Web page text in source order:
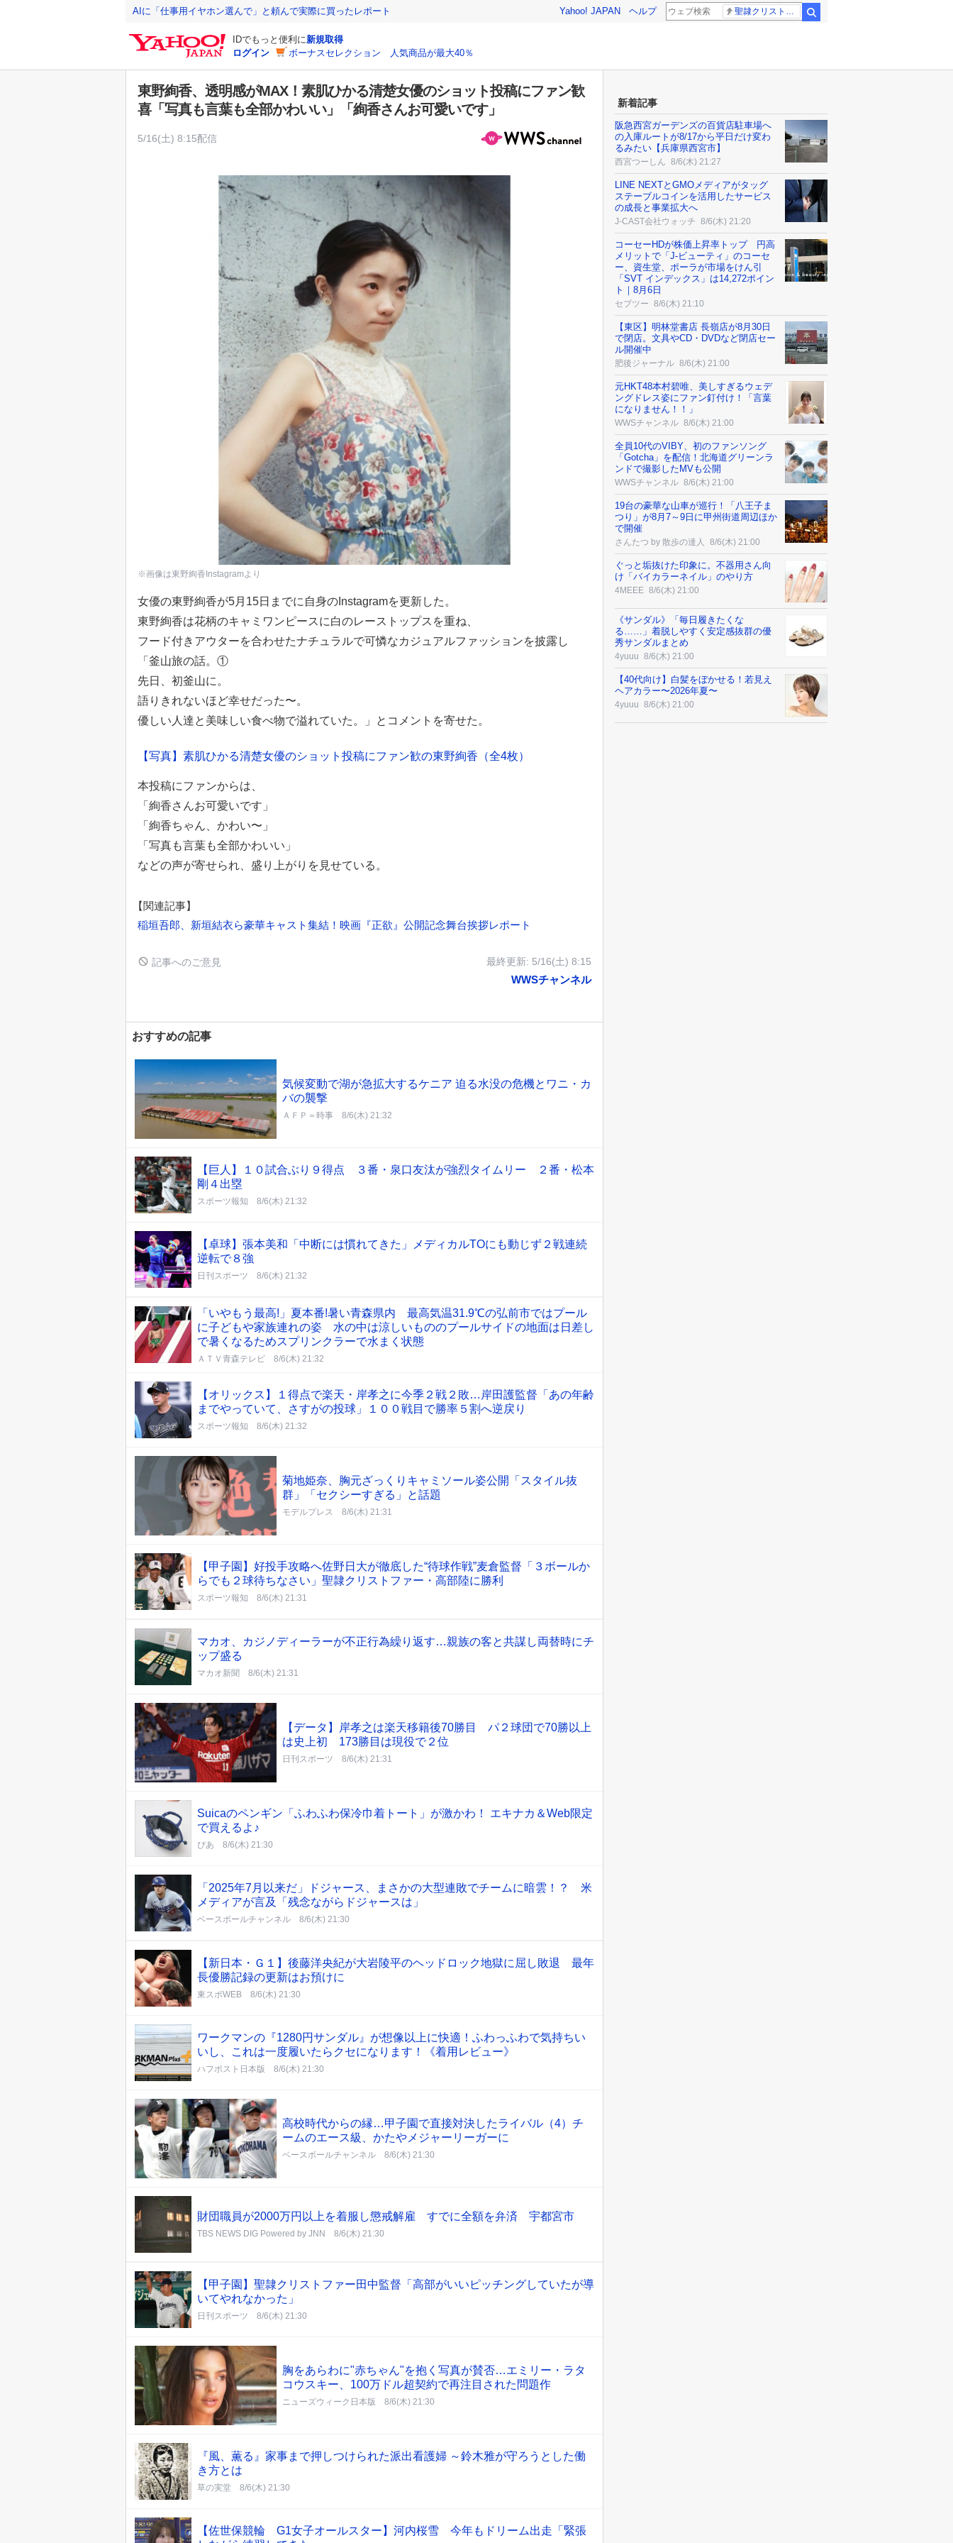
AIに「仕事用イヤホン選んで」と頼んで実際に買ったレポート Yahoo! JAPAN ヘルプ 聖隷クリストファー高校
IDでもっと便利に新規取得
ログイン
ボーナスセレクション 人気商品が最大40％
東野絢香、透明感がMAX！素肌ひかる清楚女優のショット投稿にファン歓
喜「写真も言葉も全部かわいい」「絢香さんお可愛いです」
5/16(土) 8:15配信
※画像は東野絢香Instagramより
女優の東野絢香が5月15日までに自身のInstagramを更新した。
東野絢香は花柄のキャミワンピースに白のレーストップスを重ね、
フード付きアウターを合わせたナチュラルで可憐なカジュアルファッションを披露し
「釜山旅の話。①
先日、初釜山に。
語りきれないほど幸せだった〜。
優しい人達と美味しい食べ物で溢れていた。」とコメントを寄せた。
【写真】素肌ひかる清楚女優のショット投稿にファン歓の東野絢香（全4枚）
本投稿にファンからは、
「絢香さんお可愛いです」
「絢香ちゃん、かわい〜」
「写真も言葉も全部かわいい」
などの声が寄せられ、盛り上がりを見せている。
【関連記事】
稲垣吾郎、新垣結衣ら豪華キャスト集結！映画『正欲』公開記念舞台挨拶レポート
記事へのご意見 最終更新: 5/16(土) 8:15
WWSチャンネル
おすすめの記事
気候変動で湖が急拡大するケニア 迫る水没の危機とワニ・カ
バの襲撃
ＡＦＰ＝時事 8/6(木) 21:32
【巨人】１０試合ぶり９得点 ３番・泉口友汰が強烈タイムリー ２番・松本
剛４出塁
スポーツ報知 8/6(木) 21:32
【卓球】張本美和「中断には慣れてきた」メディカルTOにも動じず２戦連続
逆転で８強
日刊スポーツ 8/6(木) 21:32
「いやもう最高!」夏本番!暑い青森県内 最高気温31.9℃の弘前市ではプール
に子どもや家族連れの姿 水の中は涼しいもののプールサイドの地面は日差し
で暑くなるためスプリンクラーで水まく状態
ＡＴＶ青森テレビ 8/6(木) 21:32
【オリックス】１得点で楽天・岸孝之に今季２戦２敗…岸田護監督「あの年齢
までやっていて、さすがの投球」１００戦目で勝率５割へ逆戻り
スポーツ報知 8/6(木) 21:32
菊地姫奈、胸元ざっくりキャミソール姿公開「スタイル抜
群」「セクシーすぎる」と話題
モデルプレス 8/6(木) 21:31
【甲子園】好投手攻略へ佐野日大が徹底した“待球作戦”麦倉監督「３ボールか
らでも２球待ちなさい」聖隷クリストファー・高部陸に勝利
スポーツ報知 8/6(木) 21:31
マカオ、カジノディーラーが不正行為繰り返す…親族の客と共謀し両替時にチ
ップ盛る
マカオ新聞 8/6(木) 21:31
【データ】岸孝之は楽天移籍後70勝目 パ２球団で70勝以上
は史上初 173勝目は現役で２位
日刊スポーツ 8/6(木) 21:31
Suicaのペンギン「ふわふわ保冷巾着トート」が激かわ！ エキナカ＆Web限定
で買えるよ♪
ぴあ 8/6(木) 21:30
「2025年7月以来だ」ドジャース、まさかの大型連敗でチームに暗雲！？ 米
メディアが言及「残念ながらドジャースは」
ベースボールチャンネル 8/6(木) 21:30
【新日本・Ｇ１】後藤洋央紀が大岩陵平のヘッドロック地獄に屈し敗退 最年
長優勝記録の更新はお預けに
東スポWEB 8/6(木) 21:30
ワークマンの『1280円サンダル』が想像以上に快適！ふわっふわで気持ちい
いし、これは一度履いたらクセになります！《着用レビュー》
ハフポスト日本版 8/6(木) 21:30
高校時代からの縁…甲子園で直接対決したライバル（4）チ
ームのエース級、かたやメジャーリーガーに
ベースボールチャンネル 8/6(木) 21:30
財団職員が2000万円以上を着服し懲戒解雇 すでに全額を弁済 宇都宮市
TBS NEWS DIG Powered by JNN 8/6(木) 21:30
【甲子園】聖隷クリストファー田中監督「高部がいいピッチングしていたが導
いてやれなかった」
日刊スポーツ 8/6(木) 21:30
胸をあらわに"赤ちゃん"を抱く写真が賛否…エミリー・ラタ
コウスキー、100万ドル超契約で再注目された問題作
ニューズウィーク日本版 8/6(木) 21:30
『風、薫る』家事まで押しつけられた派出看護婦 ～鈴木雅が守ろうとした働
き方とは
草の実堂 8/6(木) 21:30
【佐世保競輪 G1女子オールスター】河内桜雪 今年もドリーム出走「緊張
新着記事
阪急西宮ガーデンズの百貨店駐車場へ
の入庫ルートが8/17から平日だけ変わ
るみたい【兵庫県西宮市】
西宮つーしん 8/6(木) 21:27
LINE NEXTとGMOメディアがタッグ
ステーブルコインを活用したサービス
の成長と事業拡大へ
J-CAST会社ウォッチ 8/6(木) 21:20
コーセーHDが株価上昇率トップ 円高
メリットで「J-ビューティ」のコーセ
ー、資生堂、ポーラが市場をけん引
「SVT インデックス」は14,272ポイン
ト｜8月6日
セブツー 8/6(木) 21:10
【東区】明林堂書店 長嶺店が8月30日
で閉店。文具やCD・DVDなど閉店セー
ル開催中
肥後ジャーナル 8/6(木) 21:00
元HKT48本村碧唯、美しすぎるウェデ
ングドレス姿にファン釘付け！「言葉
になりません！！」
WWSチャンネル 8/6(木) 21:00
全員10代のVIBY、初のファンソング
「Gotcha」を配信！北海道グリーンラ
ンドで撮影したMVも公開
WWSチャンネル 8/6(木) 21:00
19台の豪華な山車が巡行！「八王子ま
つり」が8月7～9日に甲州街道周辺ほか
で開催
さんたつ by 散歩の達人 8/6(木) 21:00
ぐっと垢抜けた印象に。不器用さん向
け「バイカラーネイル」のやり方
4MEEE 8/6(木) 21:00
《サンダル》「毎日履きたくな
る……」着脱しやすく安定感抜群の優
秀サンダルまとめ
4yuuu 8/6(木) 21:00
【40代向け】白髪をぼかせる！若見え
ヘアカラー〜2026年夏〜
4yuuu 8/6(木) 21:00